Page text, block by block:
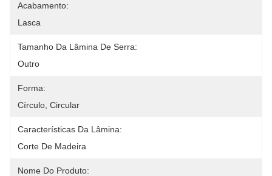
Acabamento:
Lasca
Tamanho Da Lâmina De Serra:
Outro
Forma:
Círculo, Circular
Características Da Lâmina:
Corte De Madeira
Nome Do Produto: